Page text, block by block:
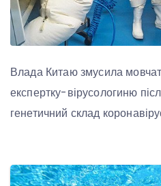
Влада Китаю змусила
експертку-вірусологиню
генетичний склад